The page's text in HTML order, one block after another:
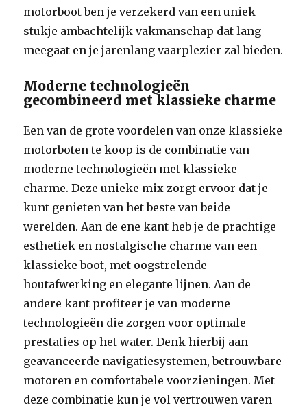
motorboot ben je verzekerd van een uniek
stukje ambachtelijk vakmanschap dat lang
meegaat en je jarenlang vaarplezier zal bieden.
Moderne technologieën
gecombineerd met klassieke charme
Een van de grote voordelen van onze klassieke
motorboten te koop is de combinatie van
moderne technologieën met klassieke
charme. Deze unieke mix zorgt ervoor dat je
kunt genieten van het beste van beide
werelden. Aan de ene kant heb je de prachtige
esthetiek en nostalgische charme van een
klassieke boot, met oogstrelende
houtafwerking en elegante lijnen. Aan de
andere kant profiteer je van moderne
technologieën die zorgen voor optimale
prestaties op het water. Denk hierbij aan
geavanceerde navigatiesystemen, betrouwbare
motoren en comfortabele voorzieningen. Met
deze combinatie kun je vol vertrouwen varen